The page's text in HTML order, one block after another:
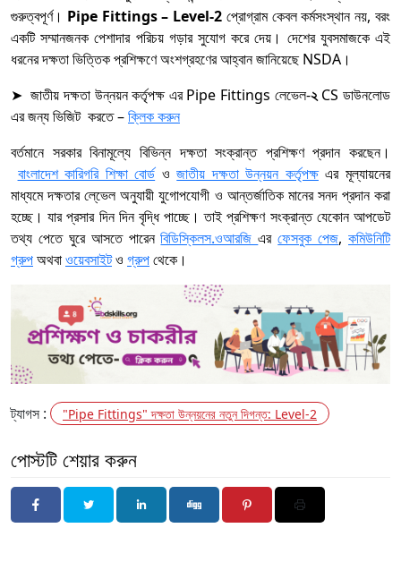
গুরুত্বপূর্ণ। Pipe Fittings – Level-2 প্রোগ্রাম কেবল কর্মসংস্থান নয়, বরং
একটি সম্মানজনক পেশাদার পরিচয় গড়ার সুযোগ করে দেয়। দেশের যুবসমাজকে এই
ধরনের দক্ষতা ভিত্তিক প্রশিক্ষণে অংশগ্রহণের আহ্বান জানিয়েছে NSDA।
➤ জাতীয় দক্ষতা উন্নয়ন কর্তৃপক্ষ এর Pipe Fittings লেভেল-২CS ডাউনলোড
এর জন্য ভিজিট করতে –ক্লিক করুন
বর্তমানে সরকার বিনামূল্যে বিভিন্ন দক্ষতা সংক্রান্ত প্রশিক্ষণ প্রদান করছেন।
বাংলাদেশ কারিগরি শিক্ষা বোর্ডওজাতীয় দক্ষতা উন্নয়ন কর্তৃপক্ষএর মূল্যায়নের
মাধ্যমে দক্ষতার লে্ভেল অনুযায়ী যুগোপযোগী ও আন্তর্জাতিক মানের সনদ প্রদান করা
হচ্ছে। যার প্রসার দিন দিন বৃদ্ধি পাচ্ছে। তাই প্রশিক্ষণ সংক্রান্ত যেকোন আপডেট
তথ্য পেতে ঘুরে আসতে পারেনবিডিস্কিলস.ওআরজিএরফেসবুক পেজ,কমিউনিটি
গ্রুপঅথবাওয়েবসাইটও গ্রুপথেকে।
ট্যাগস : "Pipe Fittings" দক্ষতা উন্নয়নের নতুন দিগন্ত: Level-2
পোস্টটি শেয়ার করুন